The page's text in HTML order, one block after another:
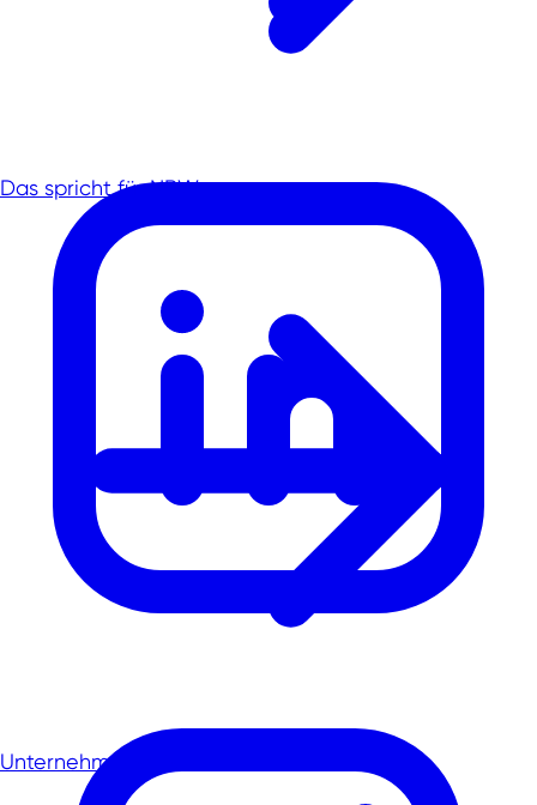
Das spricht für NRW
Unternehmensreisen